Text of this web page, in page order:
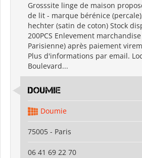
Grosssite linge de maison
de lit - marque bérénice
hechter (satin de coton) Stock
200PCS Enlevement
Parisienne) après paiement
Plus d'informations par email.
Boulevard...
Doumie
Doumie
75005 - Paris
06 41 69 22 70